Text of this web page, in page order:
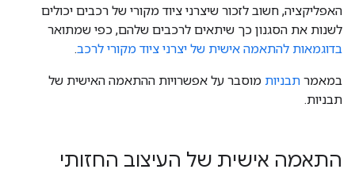
האפליקציה, חשוב לזכור שיצרני ציוד מקורי של רכבים יכולים
לשנות את הסגנון כך שיתאים לרכבים שלהם, כפי שמתואר
בדוגמאות להתאמה אישית של יצרני ציוד מקורי לרכב.
במאמר תבניות מוסבר על אפשרויות ההתאמה האישית של
תבניות.
התאמה אישית של העיצוב החזותי